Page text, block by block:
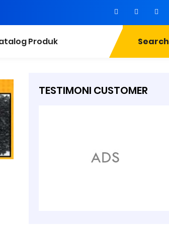
Produk Search
TESTIMONI CUSTOMER